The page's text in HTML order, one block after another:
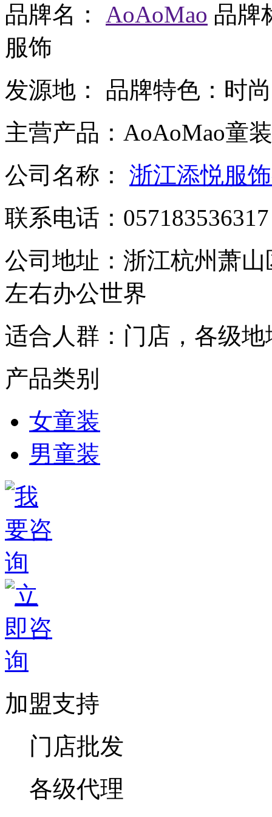
品牌名： AoAoMao 品牌
服饰
发源地：
品牌特色： 时
主营产品： AoAoMao童装
公司名称： 浙江添悦服
联系电话： 057183536317
公司地址： 浙江杭州萧
左右办公世界
适合人群： 门店，各级
产品类别
女童装
男童装
加盟支持
门店批发
各级代理